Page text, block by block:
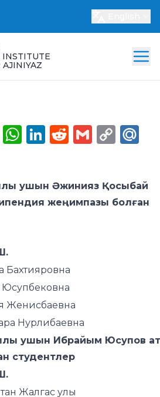
INSTITUTE
Odnoklassniki
WhatsApp
LinkedIn
Reddit
Gmail
ушын Әжинияз Қосыбай
жеңимпазы болған
Бахтияровна
Юсупбековна
Женисбаевна
Нурлибаевна
ушын Ибрайым Юсупов
студентлер
Жалгас улы